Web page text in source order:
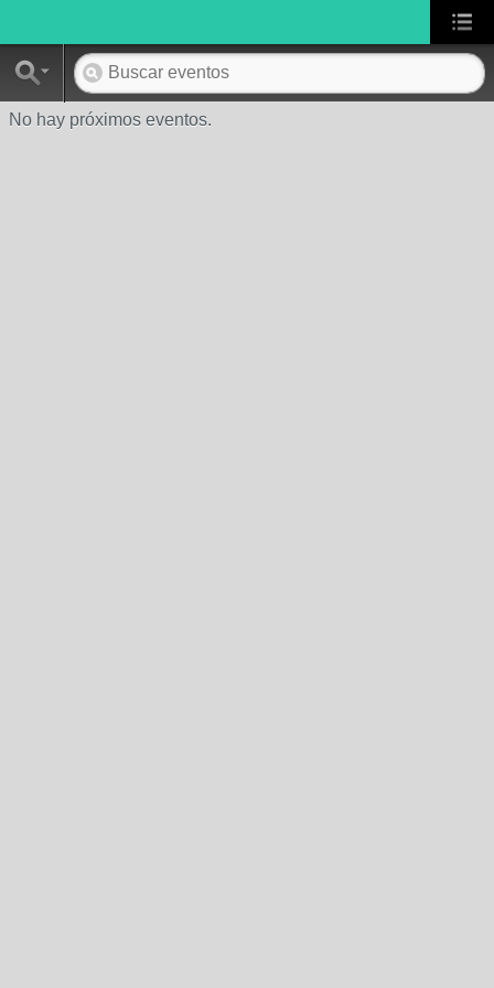
No hay próximos eventos.